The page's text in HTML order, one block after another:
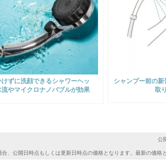
ずに洗顔できるシャワーヘッ
流やマイクロナノバブルが効果
シャンプー前の
取
公
、公開日時点もしくは更新日時点の価格となります。最新の価格